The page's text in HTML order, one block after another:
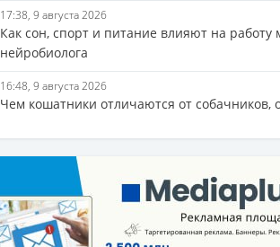
17:38, 9 августа 2026
Как сон, спорт и питание влияют на работу
нейробиолога
16:48, 9 августа 2026
Чем кошатники отличаются от собачников,